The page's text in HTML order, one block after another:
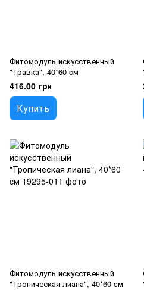
Фитомодуль искусственный
"Травка", 40*60 cм
416.00 грн
Купить
Фитомодуль искусственный
"Тропическая лиана", 40*60 cм